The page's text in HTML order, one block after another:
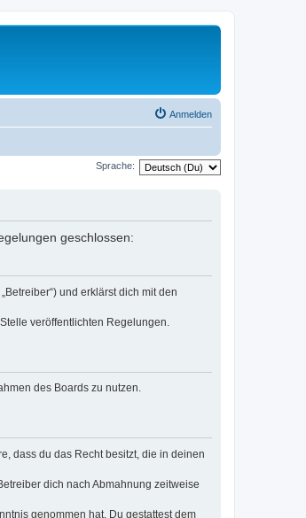
Anmelden
Sprache:
geschlossen:
und erklärst dich mit den
veröffentlichten Regelungen.
des Boards zu nutzen.
dass du das Recht besitzt, die in deinen
dich nach Abmahnung zeitweise
genommen hat. Du gestattest dem